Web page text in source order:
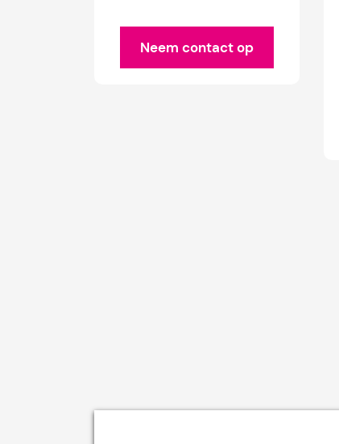
Neem contact op